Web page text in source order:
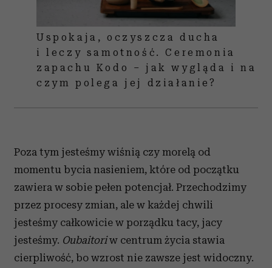
Uspokaja, oczyszcza ducha
i leczy samotność. Ceremonia
zapachu Kodo – jak wygląda i na
czym polega jej działanie?
Poza tym jesteśmy wiśnią czy morelą od
momentu bycia nasieniem, które od początku
zawiera w sobie pełen potencjał. Przechodzimy
przez procesy zmian, ale w każdej chwili
jesteśmy całkowicie w porządku tacy, jacy
jesteśmy. Oubaitoriw centrum życia stawia
cierpliwość, bo wzrost nie zawsze jest widoczny.